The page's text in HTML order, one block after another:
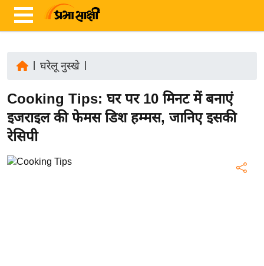
ज़ा
ख
ब
र
रा
घरेलू नुस्खे
Cooking Tips: घर पर 10 मिनट में बनाएं
इजराइल की फेमस डिश हम्मस, जानिए इसकी
रेसिपी